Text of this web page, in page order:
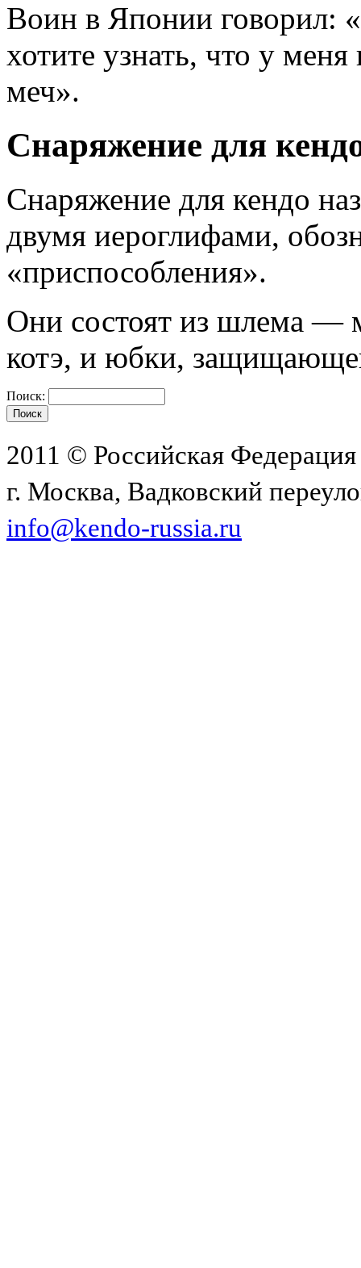
Воин в Японии говорил:
хотите узнать, что у
меч».
Снаряжение для
Снаряжение для кендо
двумя иероглифами,
«приспособления».
Они состоят из шлема —
котэ, и юбки,
Поиск:
2011 © Российская
г. Москва, Вадковский
info@kendo-russia.ru